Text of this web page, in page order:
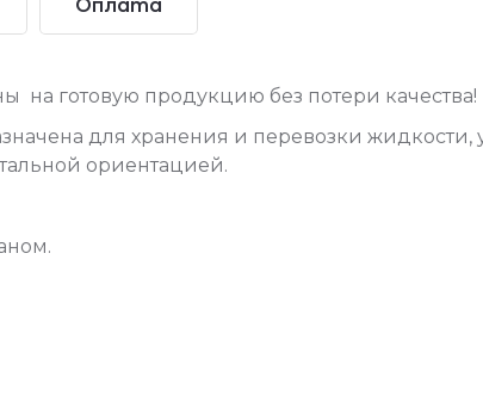
Оплата
на готовую продукцию без потери качества!
для хранения и перевозки жидкости,
ориентацией.